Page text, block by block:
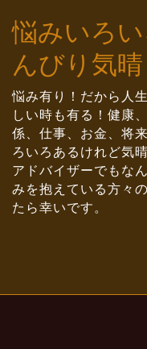
content
悩みいろ
んびり気
悩み有り！だから人
しい時も有る！健康
係、仕事、お金、将
ろいろあるけれど気
アドバイザーでもな
みを抱えている方々
たら幸いです。